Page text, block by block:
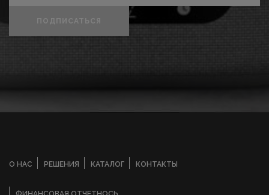
ПОДПИСАТЬСЯ
О НАС РЕШЕНИЯ КАТАЛОГ КОНТАКТЫ